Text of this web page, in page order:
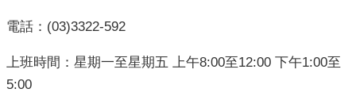
電話：(03)3322-592
上班時間：星期一至星期五 上午8:00至12:00 下午1:00至
5:00